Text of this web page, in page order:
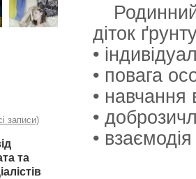
записи)
та
діток
•
• повага
• навчання
•
•